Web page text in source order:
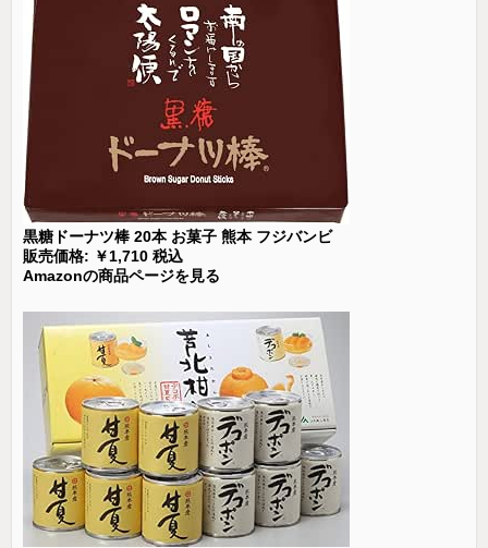
黒糖ドーナツ棒 20本 お菓子 熊本 フジバンビ
販売価格: ￥1,710 税込
Amazonの商品ページを見る